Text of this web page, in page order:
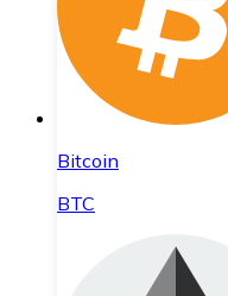
Bitcoin
BTC